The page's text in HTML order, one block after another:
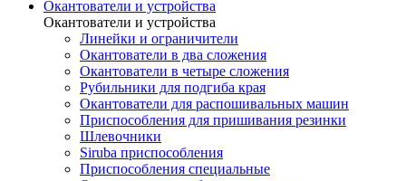
Окантователи и устройства
Окантователи и устройства
Линейки и ограничители
Окантователи в два сложения
Окантователи в четыре сложения
Рубильники для подгиба края
Окантователи для распошивальных машин
Приспособления для пришивания резинки
Шлевочники
Siruba приспособления
Приспособления специальные